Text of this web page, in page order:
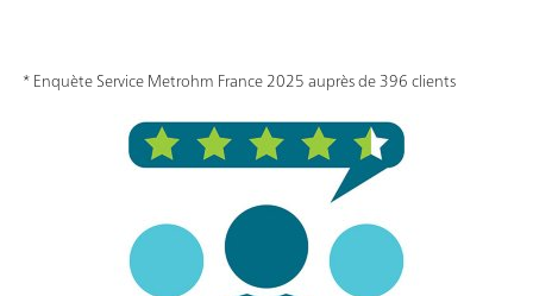
* Enquète Service Metrohm France 2025 auprès de 396 clients